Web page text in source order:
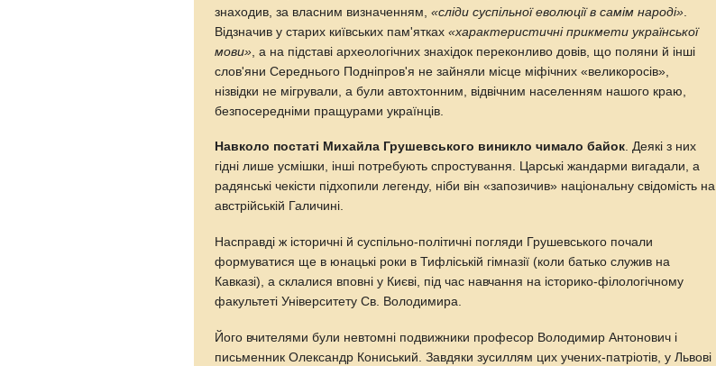
знаходив, за власним визначенням,«сліди суспільної еволюції в самім народі»
Відзначив у старих київських пам'ятках«характеристичні прикмети української
мови» , а на підставі археологічних знахідок переконливо довів, що поляни й інші
слов'яни Середнього Подніпров'я не зайняли місце міфічних «великоросів»,
нізвідки не мігрували, а були автохтонним, відвічним населенням нашого краю,
безпосередніми пращурами українців.
Навколо постаті Михайла Грушевського виникло чимало байок. Деякі з них
гідні лише усмішки, інші потребують спростування. Царські жандарми вигадали, а
радянські чекісти підхопили легенду, ніби він «запозичив» національну свідомість на
австрійській Галичині.
Насправді ж історичні й суспільно-політичні погляди Грушевського почали
формуватися ще в юнацькі роки в Тифліській гімназії (коли батько служив на
Кавказі), а склалися вповні у Києві, під час навчання на історико-філологічному
факультеті Університету Св. Володимира.
Його вчителями були невтомні подвижники професор Володимир Антонович і
письменник Олександр Кониський. Завдяки зусиллям цих учених-патріотів, у Львові